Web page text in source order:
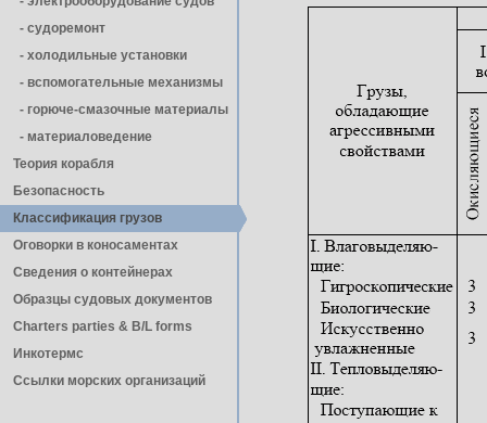
- cудоремонт
- холодильные установки
- вспомогательные механизмы
- горюче-смазочные материалы
- материаловедение
Теория корабля
Безопасность
Классификация грузов
Оговорки в коносаментах
Сведения о контейнерах
Образцы судовых документов
Charters parties & B/L forms
Инкотермс
Ссылки морских организаций